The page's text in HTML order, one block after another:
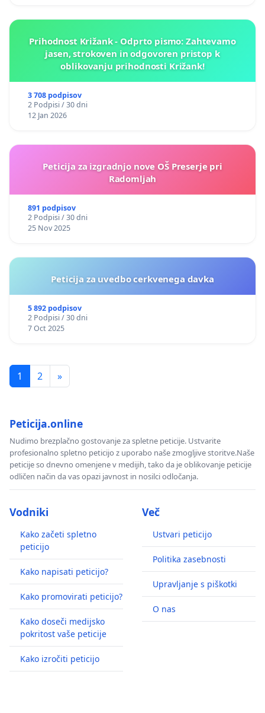
Prihodnost Križank - Odprto pismo: Zahtevamo
jasen, strokoven in odgovoren pristop k
oblikovanju prihodnosti Križank!
3 708 podpisov
2 Podpisi / 30 dni
12 Jan 2026
Peticija za izgradnjo nove OŠ Preserje pri
Radomljah
891 podpisov
2 Podpisi / 30 dni
25 Nov 2025
Peticija za uvedbo cerkvenega davka
5 892 podpisov
2 Podpisi / 30 dni
7 Oct 2025
1 2 »
Peticija.online
Nudimo brezplačno gostovanje za spletne peticije. Ustvarite
profesionalno spletno peticijo z uporabo naše zmogljive storitve.Naše
peticije so dnevno omenjene v medijih, tako da je oblikovanje peticije
odličen način da vas opazi javnost in nosilci odločanja.
Vodniki
Kako začeti spletno
peticijo
Kako napisati peticijo?
Kako promovirati peticijo?
Kako doseči medijsko
pokritost vaše peticije
Kako izročiti peticijo
Več
Ustvari peticijo
Politika zasebnosti
Upravljanje s piškotki
O nas